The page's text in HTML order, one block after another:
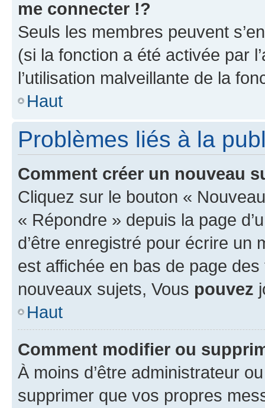
me connecter !?
Seuls les membres peuvent
(si la fonction a été activée par
l’utilisation malveillante de la
Haut
Problèmes liés à la
Comment créer un nouveau
Cliquez sur le bouton «
« Répondre » depuis la page
d’être enregistré pour écrire un
est affichée en bas de page
nouveaux sujets, Vous pouvez
Haut
Comment modifier ou
À moins d’être administrateur
supprimer que vos propres